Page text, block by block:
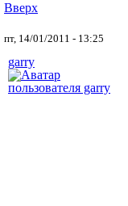
Вверх
пт, 14/01/2011 - 13:25
garry